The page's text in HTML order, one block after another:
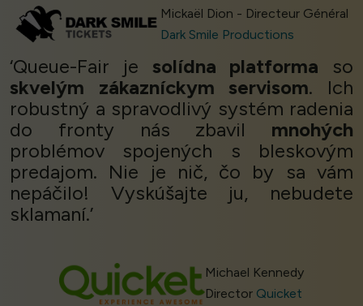
Mickaël Dion - Directeur Général
Dark Smile Productions
‘Queue-Fair je solídna platforma so
skvelým zákazníckym servisom. Ich
robustný a spravodlivý systém radenia
do fronty nás zbavil mnohých
problémov spojených s bleskovým
predajom. Nie je nič, čo by sa vám
nepáčilo! Vyskúšajte ju, nebudete
sklamaní.’
Michael Kennedy
Director Quicket